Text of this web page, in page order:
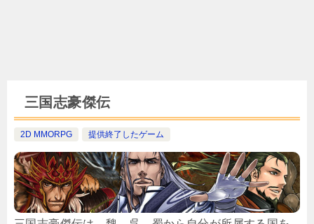
三国志豪傑伝
2D MMORPG 提供終了したゲーム